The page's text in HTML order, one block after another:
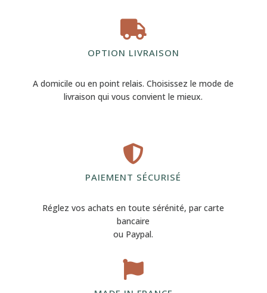

OPTION LIVRAISON
A domicile ou en point relais. Choisissez le mode de
livraison qui vous convient le mieux.

PAIEMENT SÉCURISÉ
Réglez vos achats en toute sérénité, par carte
bancaire
ou Paypal.
